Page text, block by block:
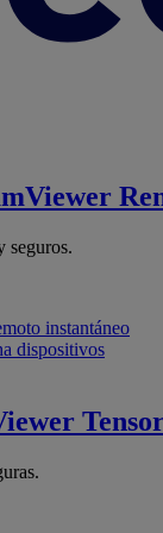
seguros.
instantáneo
dispositivos
Tensor